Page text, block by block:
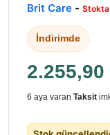
Brit Care -
İndirimde
2.255,90
6 aya varan Taksit